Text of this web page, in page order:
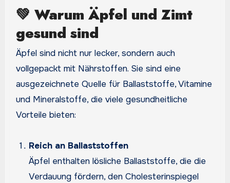
💚 Warum Äpfel und Zimt
gesund sind
Äpfel sind nicht nur lecker, sondern auch
vollgepackt mit Nährstoffen. Sie sind eine
ausgezeichnete Quelle für Ballaststoffe, Vitamine
und Mineralstoffe, die viele gesundheitliche
Vorteile bieten:
Reich an Ballaststoffen
Äpfel enthalten lösliche Ballaststoffe, die die
Verdauung fördern, den Cholesterinspiegel